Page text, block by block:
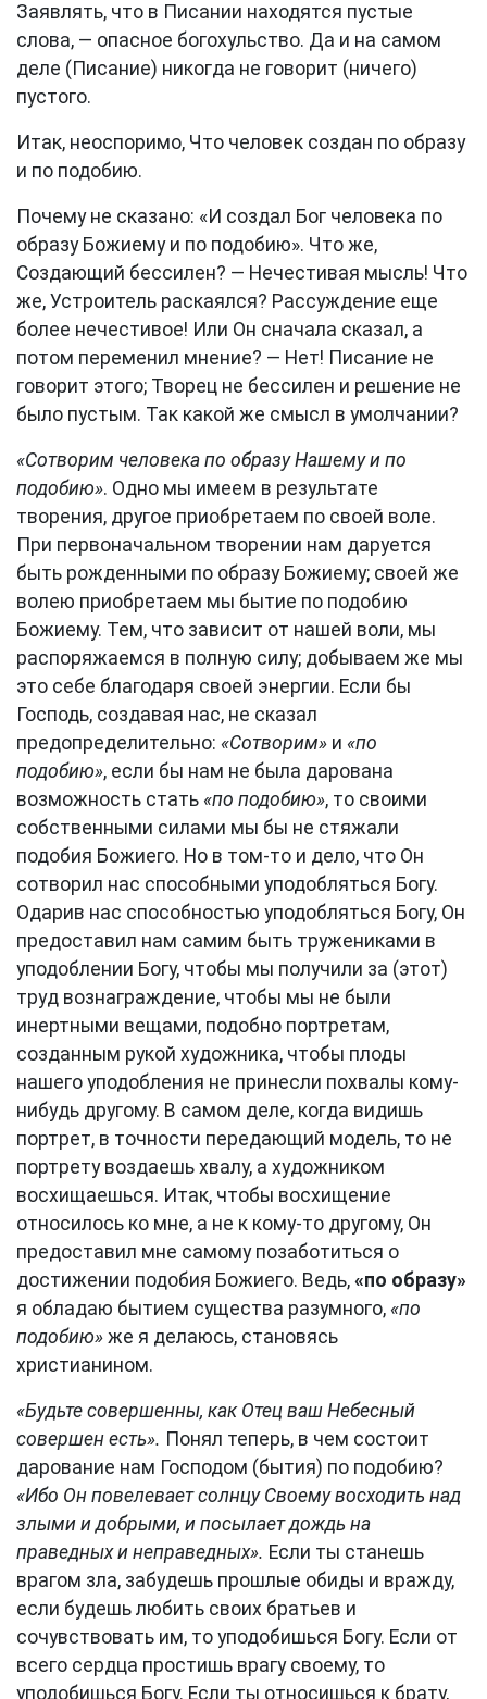
Заявлять, что в Писании находятся пустые
слова, — опасное богохульство. Да и на самом
деле (Писание) никогда не говорит (ничего)
пустого.
Итак, неоспоримо, Что человек создан по образу
и по подобию.
Почему не сказано: «И создал Бог человека по
образу Божиему и по подобию». Что же,
Создающий бессилен? — Нечестивая мысль! Что
же, Устроитель раскаялся? Рассуждение еще
более нечестивое! Или Он сначала сказал, а
потом переменил мнение? — Нет! Писание не
говорит этого; Творец не бессилен и решение не
было пустым. Так какой же смысл в умолчании?
«Сотворим человека по образу Нашему и по
подобию». Одно мы имеем в результате
творения, другое приобретаем по своей воле.
При первоначальном творении нам даруется
быть рожденными по образу Божиему; своей же
волею приобретаем мы бытие по подобию
Божиему. Тем, что зависит от нашей воли, мы
распоряжаемся в полную силу; добываем же мы
это себе благодаря своей энергии. Если бы
Господь, создавая нас, не сказал
предопределительно: «Сотворим» и «по
подобию», если бы нам не была дарована
возможность стать «по подобию», то своими
собственными силами мы бы не стяжали
подобия Божиего. Но в том-то и дело, что Он
сотворил нас способными уподобляться Богу.
Одарив нас способностью уподобляться Богу, Он
предоставил нам самим быть тружениками в
уподоблении Богу, чтобы мы получили за (этот)
труд вознаграждение, чтобы мы не были
инертными вещами, подобно портретам,
созданным рукой художника, чтобы плоды
нашего уподобления не принесли похвалы кому-
нибудь другому. В самом деле, когда видишь
портрет, в точности передающий модель, то не
портрету воздаешь хвалу, а художником
восхищаешься. Итак, чтобы восхищение
относилось ко мне, а не к кому-то другому, Он
предоставил мне самому позаботиться о
достижении подобия Божиего. Ведь, «по образу»
я обладаю бытием существа разумного, «по
подобию» же я делаюсь, становясь
христианином.
«Будьте совершенны, как Отец ваш Небесный
совершен есть». Понял теперь, в чем состоит
дарование нам Господом (бытия) по подобию?
«Ибо Он повелевает солнцу Своему восходить над
злыми и добрыми, и посылает дождь на
праведных и неправедных». Если ты станешь
врагом зла, забудешь прошлые обиды и вражду,
если будешь любить своих братьев и
сочувствовать им, то уподобишься Богу. Если от
всего сердца простишь врагу своему, то
уподобишься Богу. Если ты относишься к брату,